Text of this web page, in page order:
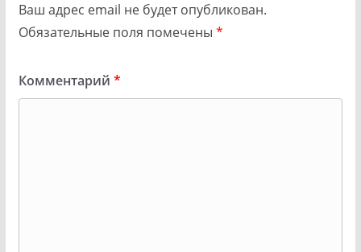
Ваш адрес email не будет опубликован.
Обязательные поля помечены *
Комментарий *